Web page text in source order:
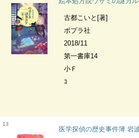
古都こいと[著]
ポプラ社
2018/11
第一書庫14
小Ｆ
ｺ
13
医学探偵の歴史事件簿 岩